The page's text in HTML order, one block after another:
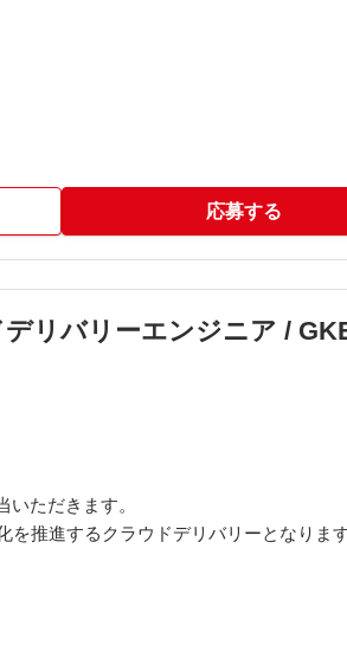
応募する
リバリーエンジニア /
ただきます。
推進するクラウドデリバリーとなります